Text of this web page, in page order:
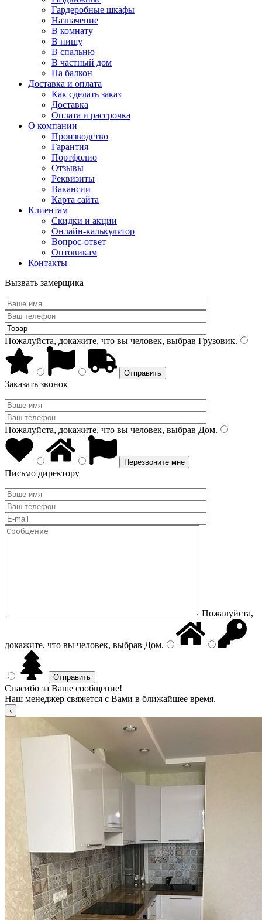
Гардеробные шкафы
Назначение
В комнату
В нишу
В спальню
В частный дом
На балкон
Доставка и оплата
Как сделать заказ
Доставка
Оплата и рассрочка
О компании
Производство
Гарантия
Портфолио
Отзывы
Реквизиты
Вакансии
Карта сайта
Клиентам
Скидки и акции
Онлайн-калькулятор
Вопрос-ответ
Оптовикам
Контакты
Вызвать замерщика
Пожалуйста, докажите, что вы человек, выбрав Грузовик.
Заказать звонок
Пожалуйста, докажите, что вы человек, выбрав Дом.
Письмо директору
Пожалуйста,
докажите, что вы человек, выбрав Дом.
Спасибо за Ваше сообщение!
Наш менеджер свяжется с Вами в ближайшее время.